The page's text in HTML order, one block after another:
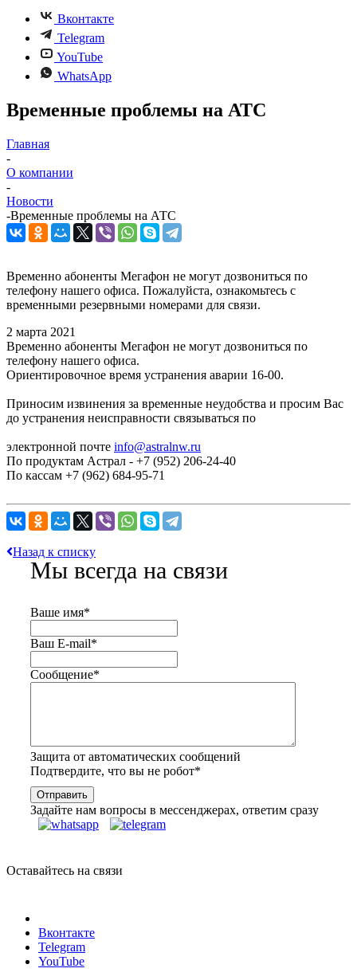
Вконтакте
Telegram
YouTube
WhatsApp
Временные проблемы на АТС
Главная
-
О компании
-
Новости
-Временные проблемы на АТС
Временно абоненты Мегафон не могут дозвониться по
телефону нашего офиса. Пожалуйста, ознакомьтесь с
временными резервными номерами для связи.
2 марта 2021
Временно абоненты Мегафон не могут дозвониться по
телефону нашего офиса.
Ориентировочное время устранения аварии 16-00.
Приносим извинения за временные неудобства и просим Вас
до устранения неисправности связываться по
электронной почте info@astralnw.ru
По продуктам Астрал - +7 (952) 206-24-40
По кассам +7 (962) 684-95-71
Назад к списку
Мы всегда на связи
Ваше имя*
Ваш E-mail*
Сообщение*
Защита от автоматических сообщений
Подтвердите, что вы не робот*
Задайте нам вопросы в мессенджерах, ответим сразу
Оставайтесь на связи
Вконтакте
Telegram
YouTube